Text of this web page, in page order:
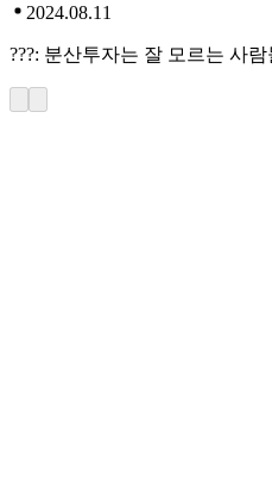
2024.08.11
???: 분산투자는 잘 모르는 사